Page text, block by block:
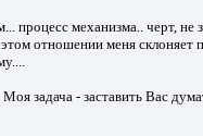
механизма.. черт, не
отношении меня
задача - заставить Вас